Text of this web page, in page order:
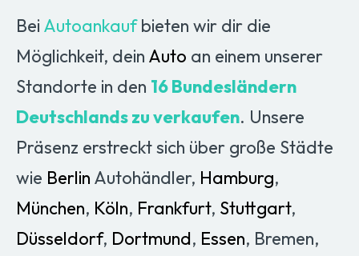
Bei Autoankaufbieten wir dir die
Möglichkeit, dein Auto an einem unserer
Standorte in den 16 Bundesländern
Deutschlands zu verkaufen. Unsere
Präsenz erstreckt sich über große Städte
wie Berlin Autohändler, Hamburg,
München, Köln, Frankfurt, Stuttgart,
Düsseldorf, Dortmund, Essen, Bremen,